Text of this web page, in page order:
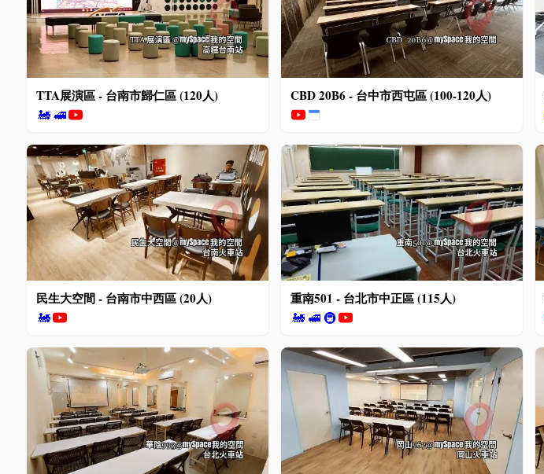
TTA展演區 - 台南市歸仁區 (120人)
🚂 🚅
CBD 20B6 - 台中市西屯區 (100-120人)
民生大空間 - 台南市中西區 (20人)
🚂
重南501 - 台北市中正區 (115人)
🚂 🚅 🚇